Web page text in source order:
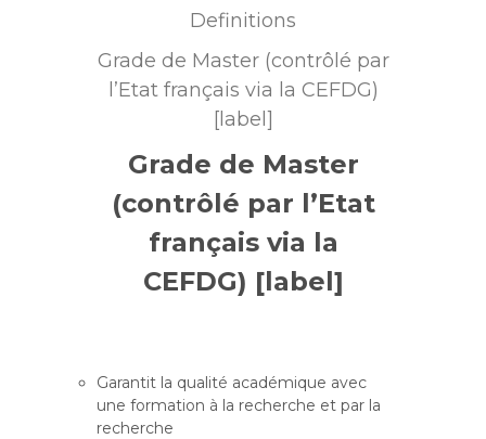
Definitions
Grade de Master (contrôlé par
l’Etat français via la CEFDG)
[label]
Grade de Master
(contrôlé par l’Etat
français via la
CEFDG) [label]
Garantit la qualité académique avec
une formation à la recherche et par la
recherche